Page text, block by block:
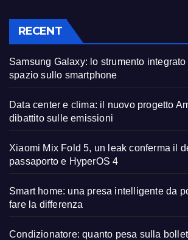
RECENT
Samsung Galaxy: lo strumento
spazio sullo smartphone
Data center e clima: il nuovo progetto
dibattito sulle emissioni
Xiaomi Mix Fold 5, un leak conferma il
passaporto e HyperOS 4
Smart home: una presa intelligente da
fare la differenza
Condizionatore: quanto pesa sulla